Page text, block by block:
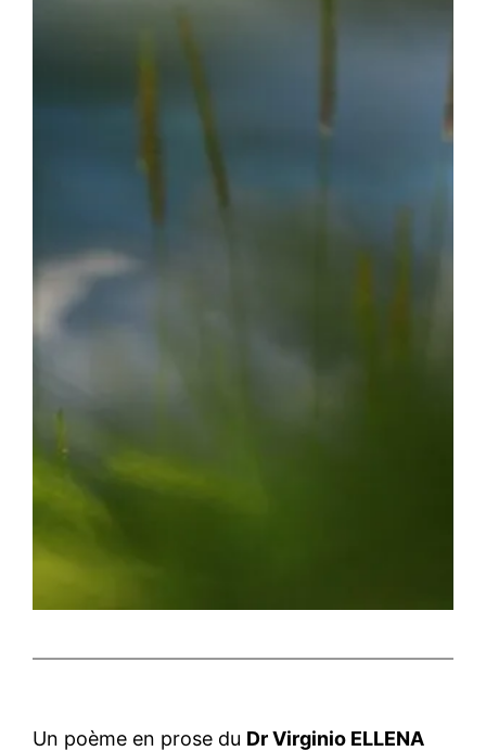
Un poème en prose du Dr Virginio ELLENA